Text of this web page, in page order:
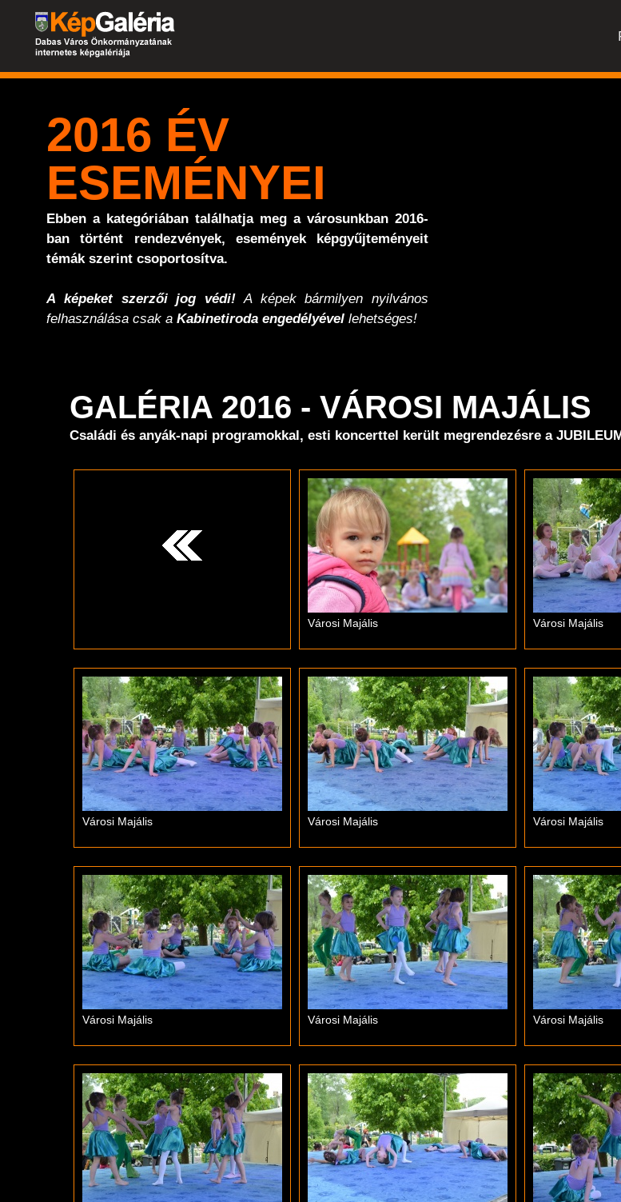
2016 ÉV
ESEMÉNYEI
Ebben a kategóriában találhatja meg a városunkban 2016-
ban történt rendezvények, események képgyűjteményeit
témák szerint csoportosítva.
A képeket szerzői jog védi! A képek bármilyen nyilvános
felhasználása csak a Kabinetiroda engedélyével lehetséges!
GALÉRIA 2016 - VÁROSI MAJÁLIS
Családi és anyák-napi programokkal, esti koncerttel került megrendezésre a
Városi Majális Városi Majális
Városi Majális Városi Majális Városi Majális
Városi Majális Városi Majális Városi Majális